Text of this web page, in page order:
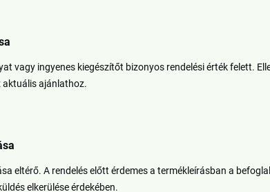
vagy ingyenes kiegészítőt bizonyos rendelési érték felett.
aktuális ajánlathoz.
eltérő. A rendelés előtt érdemes a termékleírásban a
elkerülése érdekében.